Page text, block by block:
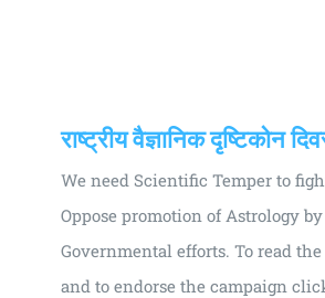
राष्ट्रीय वैज्ञानिक दृष्टिकोन
We need Scientific Temper to
Oppose promotion of Astrology by
Governmental efforts. To read
and to endorse the campaign click